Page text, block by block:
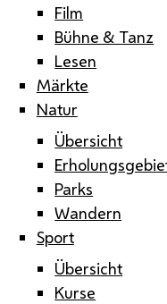
Film
Bühne & Tanz
Lesen
Märkte
Natur
Übersicht
Parks
Wandern
Sport
Übersicht
Kurse